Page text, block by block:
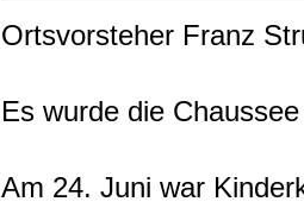
Ortsvorsteher Franz
Es wurde die
Am 24. Juni war